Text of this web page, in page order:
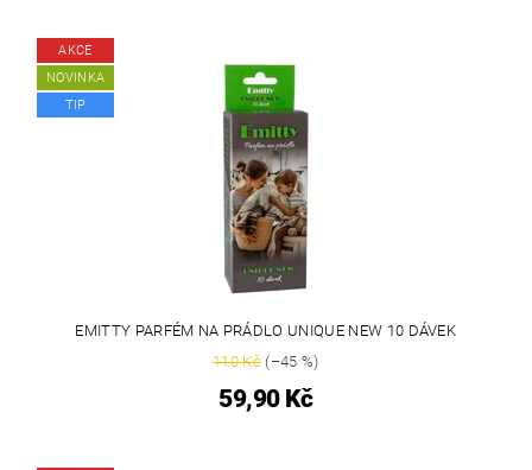
AKCE
NOVINKA
TIP
EMITTY PARFÉM NA PRÁDLO UNIQUE NEW 10 DÁVEK
110 Kč(–45 %)
59,90 Kč